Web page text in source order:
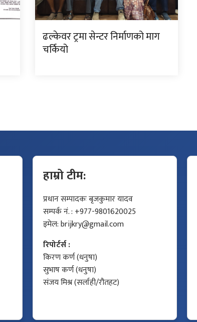
ढल्केवर ट्रमा सेन्टर निर्माणको माग
चर्कियो
हाम्रो टीम:
प्रधान सम्पादकः बृजकुमार यादव
सम्पर्क नं. : +977-9801620025
इमेल:brijkry@gmail.com
रिपोर्टर्स :
किरण कर्ण (धनुषा)
सुभाष कर्ण (धनुषा)
संजय मिश्र (सर्लाही/रौतहट)